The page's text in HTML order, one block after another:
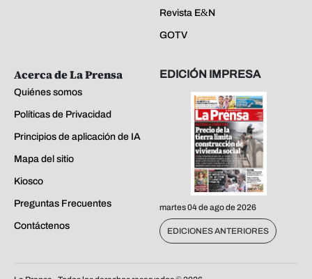
Revista E&N
GOTV
Acerca de La Prensa
Quiénes somos
Políticas de Privacidad
Principios de aplicación de IA
Mapa del sitio
Kiosco
Preguntas Frecuentes
Contáctenos
EDICIÓN IMPRESA
martes 04 de ago de 2026
EDICIONES ANTERIORES